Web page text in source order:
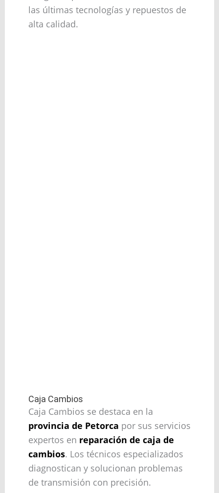
las últimas tecnologías y repuestos de
alta calidad.
Caja Cambios
Caja Cambios se destaca en la
provincia de Petorca por sus servicios
expertos en reparación de caja de
cambios. Los técnicos especializados
diagnostican y solucionan problemas
de transmisión con precisión.